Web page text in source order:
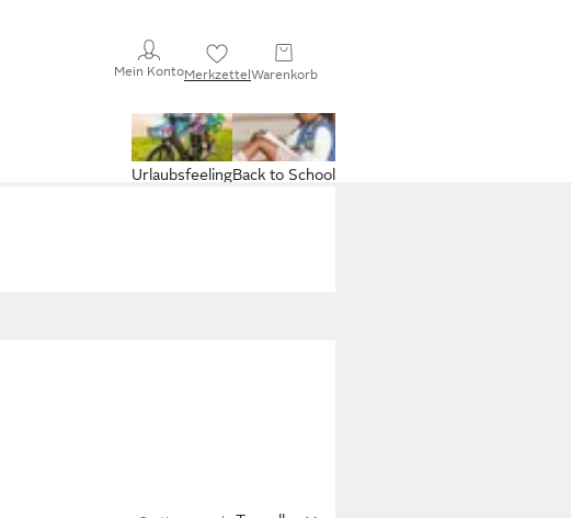
Mein KontoMerkzettelWarenkorb
Back to School
Urlaubsfeeling